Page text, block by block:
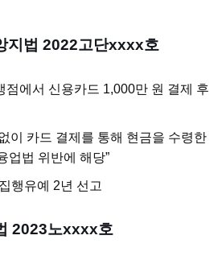
지법 2022고단xxxx호
점에서 신용카드 1,000만 원 결제 후
이 카드 결제를 통해 현금을 수령한
업법 위반에 해당”
행유예 2년 선고
2023노xxxx호